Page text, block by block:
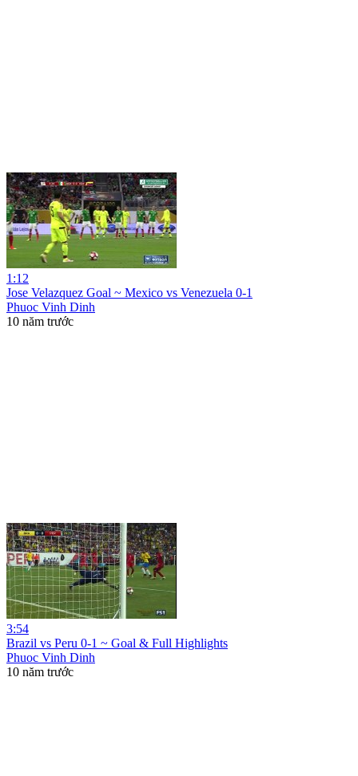
1:12
Jose Velazquez Goal ~ Mexico vs Venezuela 0-1
Phuoc Vinh Dinh
10 năm trước
3:54
Brazil vs Peru 0-1 ~ Goal & Full Highlights
Phuoc Vinh Dinh
10 năm trước